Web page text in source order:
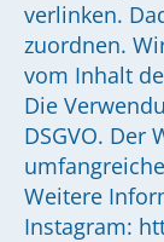
verlinken.
zuordnen.
vom Inhalt
Die
DSGVO.
Weitere
Instagram: